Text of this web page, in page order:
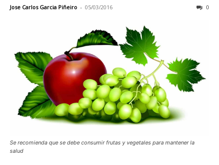
Jose Carlos Garcia Piñeiro - 05/03/2016 0
Se recomienda que se debe consumir frutas y vegetales para mantener la
salud